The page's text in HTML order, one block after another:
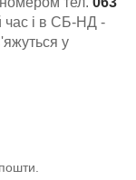
час і в СБ-НД -
у